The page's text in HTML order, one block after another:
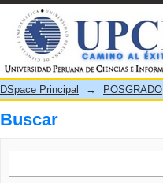
Buscar
DSpace Principal → POSGRADO
Buscar